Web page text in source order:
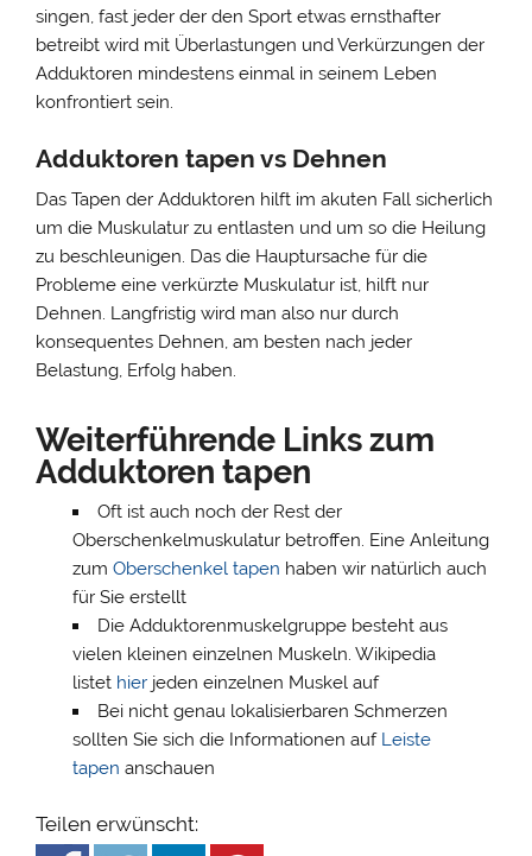
singen, fast jeder der den Sport etwas ernsthafter
betreibt wird mit Überlastungen und Verkürzungen der
Adduktoren mindestens einmal in seinem Leben
konfrontiert sein.
Adduktoren tapen vs Dehnen
Das Tapen der Adduktoren hilft im akuten Fall sicherlich
um die Muskulatur zu entlasten und um so die Heilung
zu beschleunigen. Das die Hauptursache für die
Probleme eine verkürzte Muskulatur ist, hilft nur
Dehnen. Langfristig wird man also nur durch
konsequentes Dehnen, am besten nach jeder
Belastung, Erfolg haben.
Weiterführende Links zum
Adduktoren tapen
Oft ist auch noch der Rest der
Oberschenkelmuskulatur betroffen. Eine Anleitung
zum Oberschenkel tapen haben wir natürlich auch
für Sie erstellt
Die Adduktorenmuskelgruppe besteht aus
vielen kleinen einzelnen Muskeln. Wikipedia
listet hierjeden einzelnen Muskel auf
Bei nicht genau lokalisierbaren Schmerzen
sollten Sie sich die Informationen auf Leiste
tapen anschauen
Teilen erwünscht: